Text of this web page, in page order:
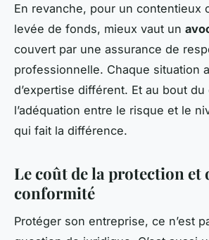
En revanche, pour un contentieux
levée de fonds, mieux vaut un
couvert par une assurance de
professionnelle. Chaque situation
d’expertise différent. Et au bout du
l’adéquation entre le risque et le
qui fait la différence.
Le coût de la protection et
conformité
Protéger son entreprise, ce n’est